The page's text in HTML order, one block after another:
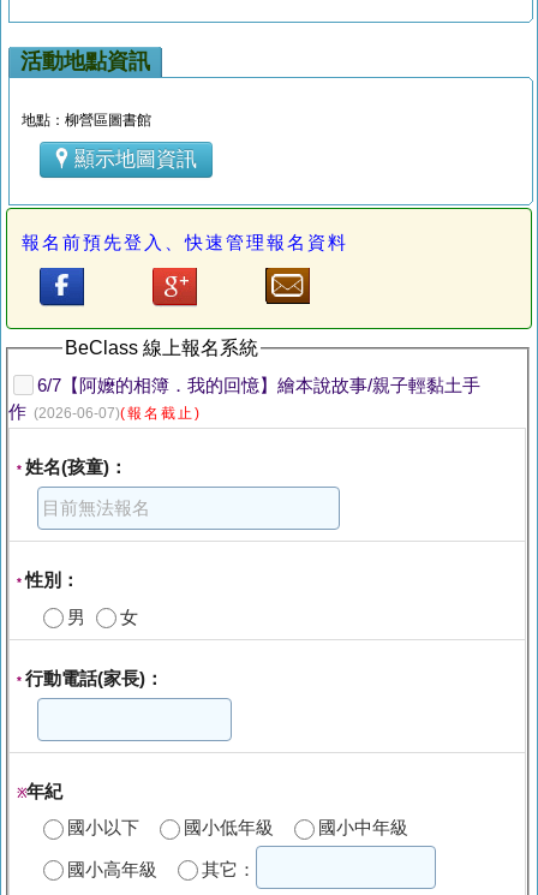
活動地點資訊
地點：柳營區圖書館
顯示地圖資訊
報名前預先登入、快速管理報名資料
BeClass 線上報名系統
6/7【阿嬤的相簿．我的回憶】繪本說故事/親子輕黏土手
作 (2026-06-07)(報名截止)
* 姓名(孩童)：
*性別：
男
女
* 行動電話(家長)：
※年紀
國小以下 國小低年級 國小中年級
國小高年級 其它：